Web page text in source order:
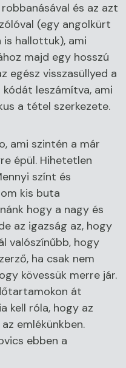
és az azt
(egy angolkürt
hallottuk), ami
majd egy hosszú
egész visszasüllyed a
leszámítva, ami
a tétel szerkezete.
ami szintén a már
épül. Hihetetlen
színt és
kis buta
hogy a nagy és
az igazság az, hogy
valószínűbb, hogy
ha csak nem
kövessük merre jár.
át
kell róla, hogy az
emlékünkben.
ebben a